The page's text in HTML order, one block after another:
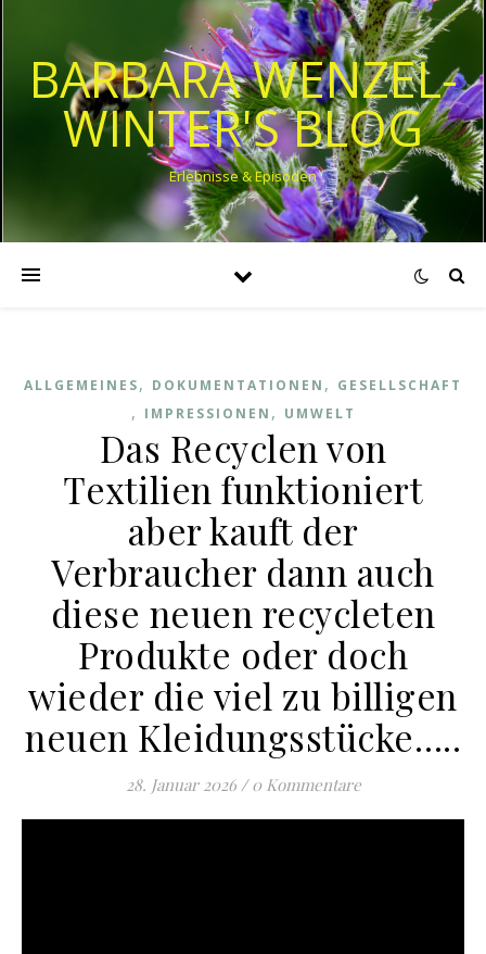
BARBARA WENZEL-
WINTER'S BLOG
Erlebnisse & Episoden
ALLGEMEINES, DOKUMENTATIONEN , GESELLSCHAFT
, IMPRESSIONEN , UMWELT
Das Recyclen von
Textilien funktioniert
aber kauft der
Verbraucher dann auch
diese neuen recycleten
Produkte oder doch
wieder die viel zu billigen
neuen Kleidungsstücke…..
28. Januar 2026 / 0 Kommentare